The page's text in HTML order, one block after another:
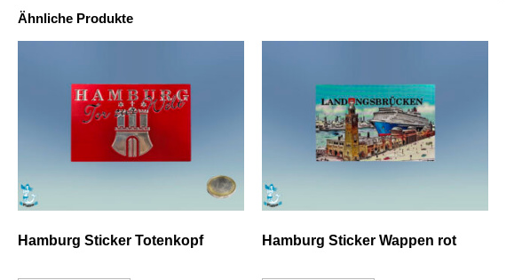
Ähnliche Produkte
Hamburg Sticker Totenkopf Hamburg Sticker Wappen rot